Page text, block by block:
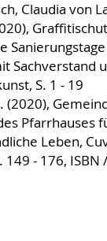
Claudia von
Sachverstand
S. 1 - 19
(2020),
Pfarrhauses
Leben,
149 - 176, ISBN